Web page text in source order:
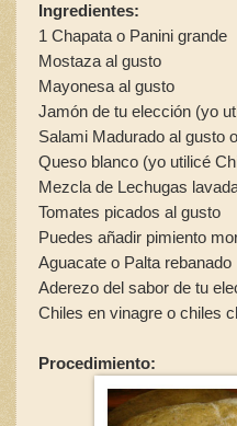
Ingredientes:
1 Chapata o Panini grande
Mostaza al gusto
Mayonesa al gusto
Jamón de tu elección (yo
Salami Madurado al gusto
Queso blanco (yo utilicé
Mezcla de Lechugas
Tomates picados al gusto
Puedes añadir pimiento
Aguacate o Palta rebanado
Aderezo del sabor de tu
Chiles en vinagre o chiles
Procedimiento: